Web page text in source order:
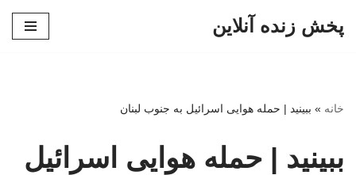
پخش زنده آنلاین
خانه » ببینید | حمله هوایی اسرائیل به جنوب لبنان
ببینید | حمله هوایی اسرائیل